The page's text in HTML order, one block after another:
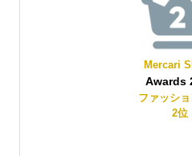
Mercari Shops
Awards 2025
ファッション部門